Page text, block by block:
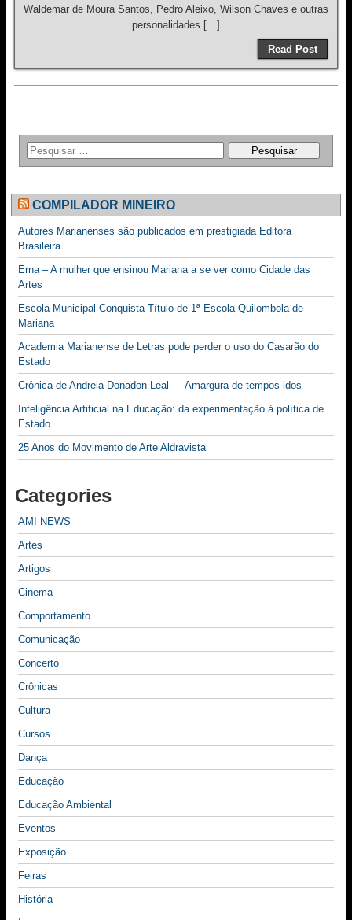
Waldemar de Moura Santos, Pedro Aleixo, Wilson Chaves e outras
personalidades […]
Read Post
COMPILADOR MINEIRO
Autores Marianenses são publicados em prestigiada Editora
Brasileira
Erna – A mulher que ensinou Mariana a se ver como Cidade das
Artes
Escola Municipal Conquista Título de 1ª Escola Quilombola de
Mariana
Academia Marianense de Letras pode perder o uso do Casarão do
Estado
Crônica de Andreia Donadon Leal — Amargura de tempos idos
Inteligência Artificial na Educação: da experimentação à política de
Estado
25 Anos do Movimento de Arte Aldravista
Categories
AMI NEWS
Artes
Artigos
Cinema
Comportamento
Comunicação
Concerto
Crônicas
Cultura
Cursos
Dança
Educação
Educação Ambiental
Eventos
Exposição
Feiras
História